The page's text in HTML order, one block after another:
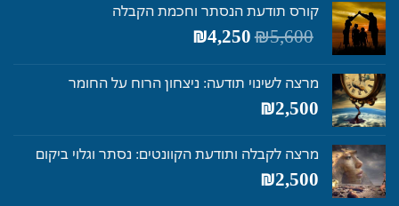
קורס תודעת הנסתר וחכמת הקבלה
₪5,600
המחיר
המקורי
₪5,600.
₪4,250
₪4,250.
מרצה לשינוי תודעה: ניצחון הרוח על החומר
₪2,500
מרצה לקבלה ותודעת הקוונטים: נסתר וגלוי ביקום
₪2,500